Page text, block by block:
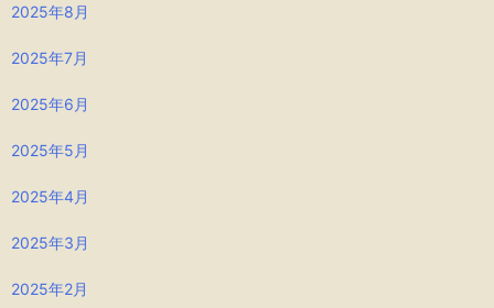
2025年8月
2025年7月
2025年6月
2025年5月
2025年4月
2025年3月
2025年2月